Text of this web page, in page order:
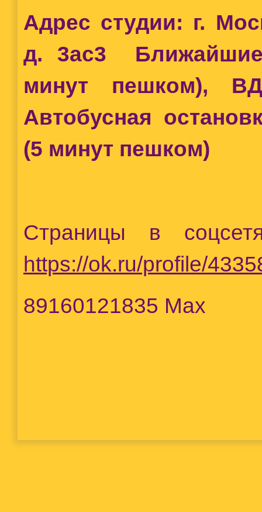
Адрес студии: г.
д. 3ас3 Ближайшие
минут пешком),
Автобусная
(5 минут пешком)
Страницы в
https://ok.ru/profile/
89160121835 Max